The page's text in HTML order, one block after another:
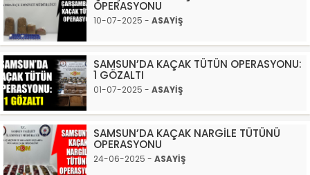
OPERASYONU
10-07-2025 - ASAYİŞ
SAMSUN’DA KAÇAK TÜTÜN OPERASYONU:
1 GÖZALTI
01-07-2025 - ASAYİŞ
SAMSUN’DA KAÇAK NARGİLE TÜTÜNÜ
OPERASYONU
24-06-2025 - ASAYİŞ